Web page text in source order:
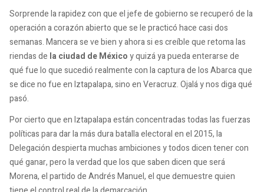
Sorprende la rapidez con que el jefe de gobierno se recuperó de la
operación a corazón abierto que se le practicó hace casi dos
semanas. Mancera se ve bien y ahora si es creíble que retoma las
riendas de la ciudad de Méxicoy quizá ya pueda enterarse de
qué fue lo que sucedió realmente con la captura de los Abarca que
se dice no fue en Iztapalapa, sino en Veracruz. Ojalá y nos diga qué
pasó.
Por cierto que en Iztapalapa están concentradas todas las fuerzas
políticas para dar la más dura batalla electoral en el 2015, la
Delegación despierta muchas ambiciones y todos dicen tener con
qué ganar, pero la verdad que los que saben dicen que será
Morena, el partido de Andrés Manuel, el que demuestre quien